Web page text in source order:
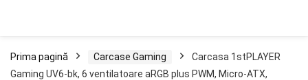
Prima pagină Carcase Gaming
Carcasa 1stPLAYER
Gaming UV6-bk, 6 ventilatoare aRGB plus PWM, Micro-ATX,